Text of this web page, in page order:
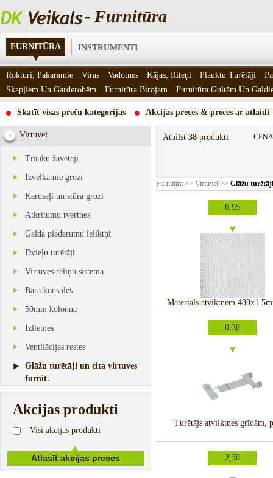
- Furnitūra
FURNITŪRA INSTRUMENTI
Skatīt visas preču kategorijas Akcijas preces & preces ar atlaidi
Virtuvei
Trauku žāvētāji
Izvelkamie grozi
Karuseļi un stūra grozi
Atkritumu tvertnes
Galda piederumu ieliktņi
Dvieļu turētāji
Virtuves reliņu sistēma
Bāra konsoles
50mm kolonna
Izlietnes
Ventilācijas restes
Glāžu turētāji un cita virtuves
furnit.
Akcijas produkti
Visi akcijas produkti
Atbilst 38 produkti
Furnitūra >> Virtuvei >> Glāžu
6,95
Materiāls atviktnēm
0,30
Turētājs atvilktnes grīdām,
2,30
Rokturi, Pakaramie Viras Vadotnes Kājas, Riteņi Plauktu Turētāji
Skapjiem Un Garderobēm
Furnitūra Birojam Furnitūra Gultām Un